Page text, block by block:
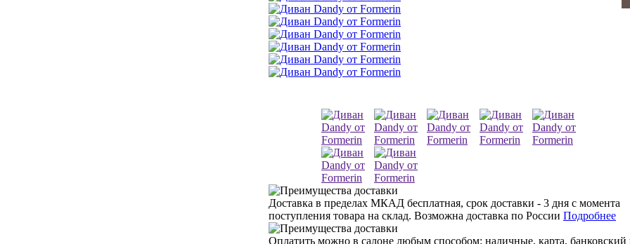
Доставка в пределах МКАД бесплатная, срок доставки - 3 дня с момента
поступления товара на склад. Возможна доставка по России Подробнее
Оплатить можно в салоне любым способом: наличные, карта, банковский